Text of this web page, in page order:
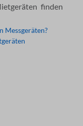
finden
Messgeräten?